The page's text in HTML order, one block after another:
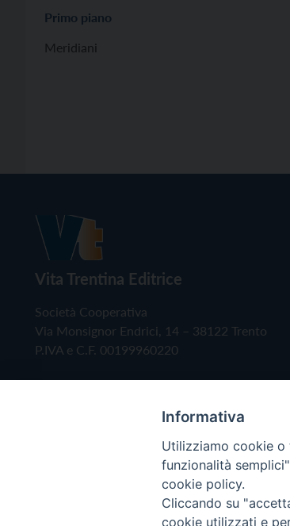
Primo piano
Meridiani
Vita Trentina Editrice
Società Cooperativa
Via Monsignor Endrici, 14 – 38122 Trento
P.IVA e C.F. 00199960220
Copyright © 2019 - Tutti i diritti
Informativa
Utilizziamo cookie o
funzionalità
cookie policy.
Cliccando su
cookie utilizzati e